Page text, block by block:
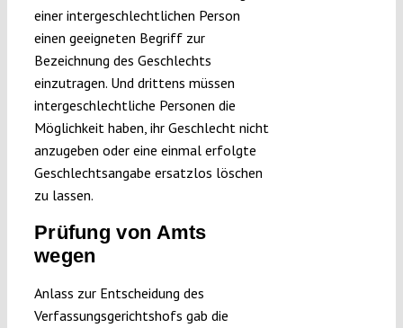
einer intergeschlechtlichen Person
einen geeigneten Begriff zur
Bezeichnung des Geschlechts
einzutragen. Und drittens müssen
intergeschlechtliche Personen die
Möglichkeit haben, ihr Geschlecht nicht
anzugeben oder eine einmal erfolgte
Geschlechtsangabe ersatzlos löschen
zu lassen.
Prüfung von Amts
wegen
Anlass zur Entscheidung des
Verfassungsgerichtshofs gab die